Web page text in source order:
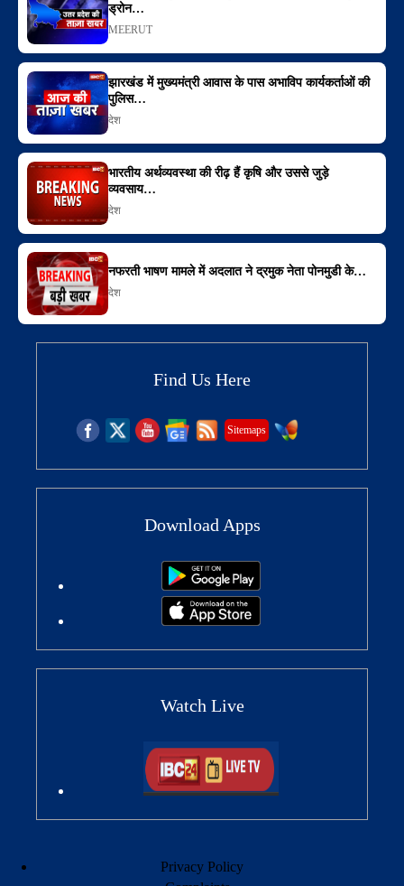
ड्रोन…
MEERUT
झारखंड में मुख्यमंत्री आवास के पास अभाविप कार्यकर्ताओं की
पुलिस…
देश
भारतीय अर्थव्यवस्था की रीढ़ हैं कृषि और उससे जुड़े
व्यवसाय…
देश
नफरती भाषण मामले में अदलात ने द्रमुक नेता पोनमुडी के…
देश
Find Us Here
Sitemaps
Download Apps
Watch Live
Privacy Policy